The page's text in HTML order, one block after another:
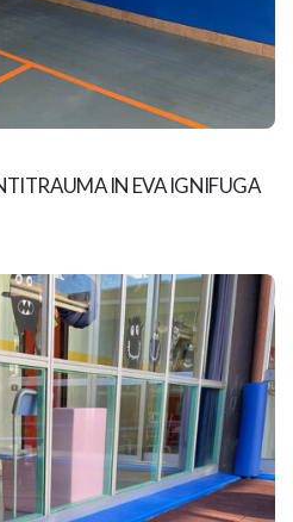
IN EVA IGNIFUGA